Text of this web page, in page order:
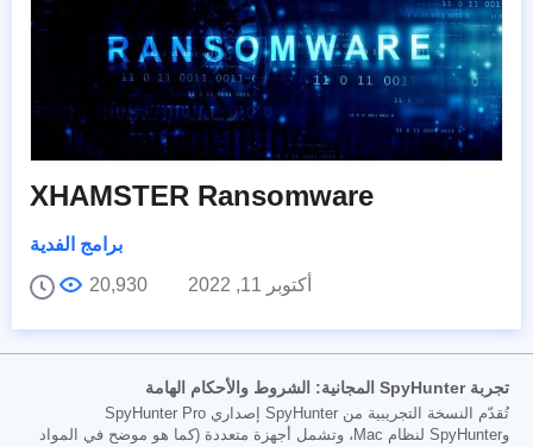
XHAMSTER Ransomware
برامج الفدية
أكتوبر 11, 2022
20,930
تجربة SpyHunter المجانية: الشروط والأحكام الهامة
تُقدّم النسخة التجريبية من SpyHunter إصداري SpyHunter Pro
وSpyHunter لنظام Mac، وتشمل أجهزة متعددة (كما هو موضح في المواد